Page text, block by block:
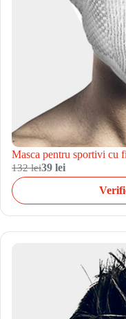
Masca pentru sportivi cu
132 lei39 lei